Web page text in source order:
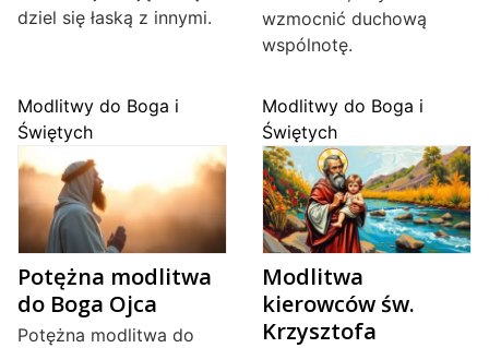
dziel się łaską z innymi.
wzmocnić duchową
wspólnotę.
Modlitwy do Boga i
Świętych
Potężna modlitwa
do Boga Ojca
Potężna modlitwa do
Modlitwy do Boga i
Świętych
Modlitwa
kierowców św.
Krzysztofa